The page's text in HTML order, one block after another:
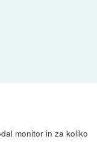
monitor in za koliko